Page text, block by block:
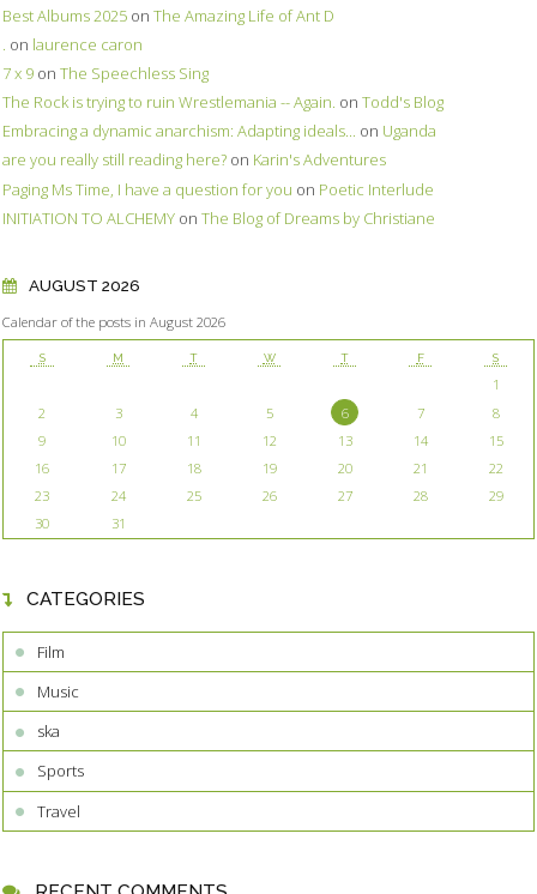
Best Albums 2025 on The Amazing Life of Ant D
. on laurence caron
7 x 9 on The Speechless Sing
The Rock is trying to ruin Wrestlemania -- Again. on Todd's Blog
Embracing a dynamic anarchism: Adapting ideals... on Uganda
are you really still reading here? on Karin's Adventures
Paging Ms Time, I have a question for you on Poetic Interlude
INITIATION TO ALCHEMY on The Blog of Dreams by Christiane
AUGUST 2026
Calendar of the posts in August 2026
S M T W T F S
1
2
3 4 5 6 7
8
9
10 11 12 13 14
15
16
17 18 19 20 21
22
23
24 25 26 27 28
29
30
31
CATEGORIES
Film
Music
ska
Sports
Travel